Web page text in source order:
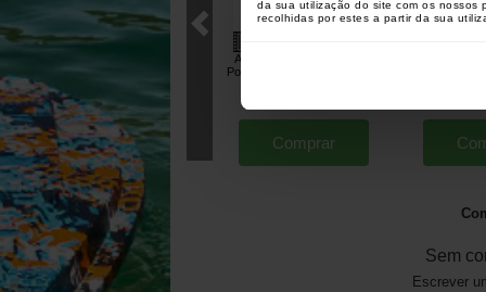
da sua utilização do site com os nossos
recolhidas por estes a partir da sua
Alpen Camping Aquecedor
Portátil + 4 Gas Pack
Comprar
Sem
Escrever